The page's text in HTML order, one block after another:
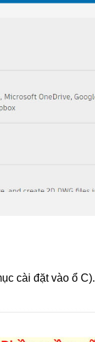
cài đặt vào ổ C).